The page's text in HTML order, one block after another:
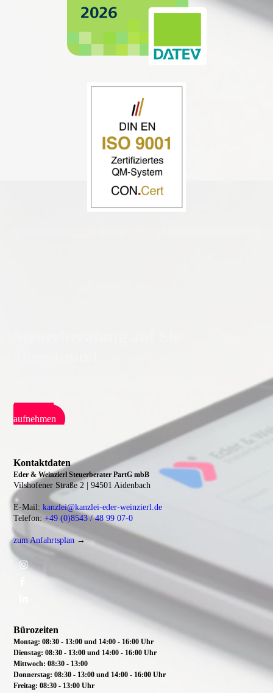
Kontakt
aufnehmen
Kontaktdaten
Eder & Weinzierl Steuerberater PartG mbB
Vilshofener Straße 2 | 94501 Aidenbach
E-Mail:kanzlei@kanzlei-eder-weinzierl.de
Telefon:+49 (0)8543 / 48 99 07-0
zum Anfahrtsplan →
Bürozeiten
Montag: 08:30 - 13:00 und 14:00 - 16:00 Uhr
Dienstag:08:30 - 13:00 und 14:00 - 16:00 Uhr
Mittwoch:08:30 - 13:00
Donnerstag: 08:30 - 13:00 und 14:00 - 16:00 Uhr
Freitag: 08:30 - 13:00 Uhr